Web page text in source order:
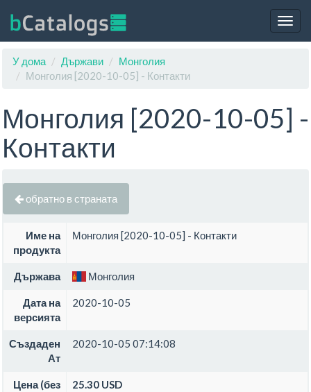
У дома
Държави
Монголия
Монголия [2020-10-05] - Контакти
Монголия [2020-10-05] -
Контакти
обратно в страната
Име на
продукта
Монголия [2020-10-05] - Контакти
Държава Монголия
Дата на
версията
2020-10-05
Създаден
Ат
2020-10-05 07:14:08
Цена (без
25.30 USD